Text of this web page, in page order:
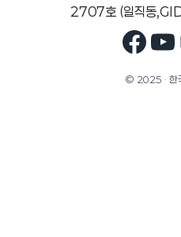
2707호 (일직동
© 2025 · 한